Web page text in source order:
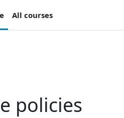
All courses
policies